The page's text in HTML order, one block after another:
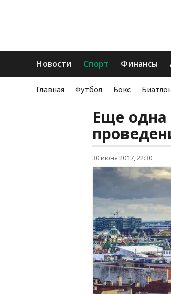
Новости Спорт Финансы
Главная Футбол Бокс
Еще одна
30 июня 2017, 22:30